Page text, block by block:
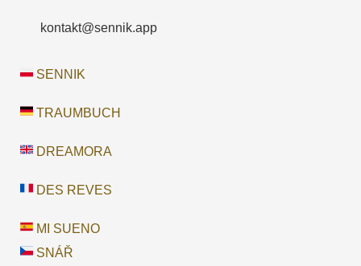
kontakt@sennik.app
SENNIK
TRAUMBUCH
DREAMORA
DES REVES
MI SUENO
SNÁŘ